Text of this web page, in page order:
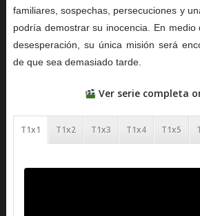
familiares, sospechas, persecuciones y
podría demostrar su inocencia. En medio
desesperación, su única misión será
de que sea demasiado tarde.
Ver serie completa
T1x1 T1x2 T1x3 T1x4 T1x5